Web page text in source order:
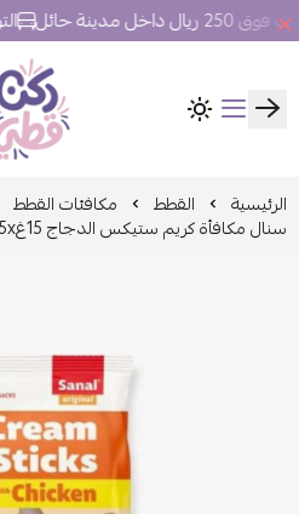
مدينة حائل
ركن قطي
الرئيسية القطط مكافئات القطط
سنال مكافأة كريم ستيكس الدجاج 15غ5x